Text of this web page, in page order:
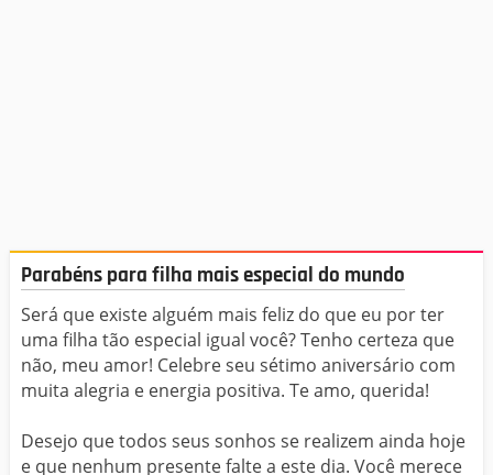
Parabéns para filha mais especial do mundo
Será que existe alguém mais feliz do que eu por ter
uma filha tão especial igual você? Tenho certeza que
não, meu amor! Celebre seu sétimo aniversário com
muita alegria e energia positiva. Te amo, querida!
Desejo que todos seus sonhos se realizem ainda hoje
e que nenhum presente falte a este dia. Você merece